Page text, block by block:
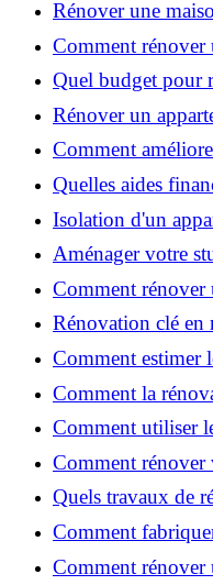
Rénover une
étapes, budget et
Comment rénover
?
Quel budget pour
2026 ?
Rénover un
conseils pratiques
Comment
appartement ?
Quelles aides
rénover votre
Isolation d'un
prix et conseils
Aménager votre
erreurs à éviter
Comment rénover
avec 50 000 € :
Rénovation clé
solution et à quoi
Comment estimer
?
Comment la
rentabilité de
Comment utiliser
Salt pour des
Comment rénover
astuces bois ?
Quels travaux de
éligibles à
Comment
maison ?
Comment rénover